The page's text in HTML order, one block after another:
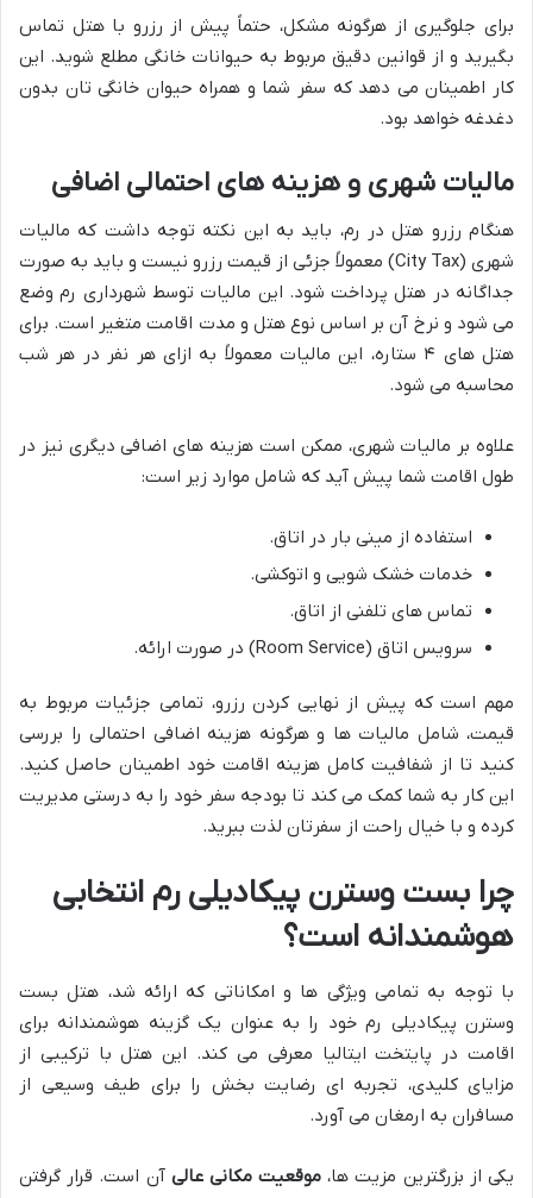
برای جلوگیری از هرگونه مشکل، حتماً پیش از رزرو با هتل تماس
بگیرید و از قوانین دقیق مربوط به حیوانات خانگی مطلع شوید. این
کار اطمینان می دهد که سفر شما و همراه حیوان خانگی تان بدون
دغدغه خواهد بود.
مالیات شهری و هزینه های احتمالی اضافی
هنگام رزرو هتل در رم، باید به این نکته توجه داشت که مالیات
شهری (City Tax) معمولاً جزئی از قیمت رزرو نیست و باید به صورت
جداگانه در هتل پرداخت شود. این مالیات توسط شهرداری رم وضع
می شود و نرخ آن بر اساس نوع هتل و مدت اقامت متغیر است. برای
هتل های ۴ ستاره، این مالیات معمولاً به ازای هر نفر در هر شب
محاسبه می شود.
علاوه بر مالیات شهری، ممکن است هزینه های اضافی دیگری نیز در
طول اقامت شما پیش آید که شامل موارد زیر است:
استفاده از مینی بار در اتاق.
خدمات خشک شویی و اتوکشی.
تماس های تلفنی از اتاق.
سرویس اتاق (Room Service) در صورت ارائه.
مهم است که پیش از نهایی کردن رزرو، تمامی جزئیات مربوط به
قیمت، شامل مالیات ها و هرگونه هزینه اضافی احتمالی را بررسی
کنید تا از شفافیت کامل هزینه اقامت خود اطمینان حاصل کنید.
این کار به شما کمک می کند تا بودجه سفر خود را به درستی مدیریت
کرده و با خیال راحت از سفرتان لذت ببرید.
چرا بست وسترن پیکادیلی رم انتخابی
هوشمندانه است؟
با توجه به تمامی ویژگی ها و امکاناتی که ارائه شد، هتل بست
وسترن پیکادیلی رم خود را به عنوان یک گزینه هوشمندانه برای
اقامت در پایتخت ایتالیا معرفی می کند. این هتل با ترکیبی از
مزایای کلیدی، تجربه ای رضایت بخش را برای طیف وسیعی از
مسافران به ارمغان می آورد.
یکی از بزرگترین مزیت ها، موقعیت مکانی عالی آن است. قرار گرفتن